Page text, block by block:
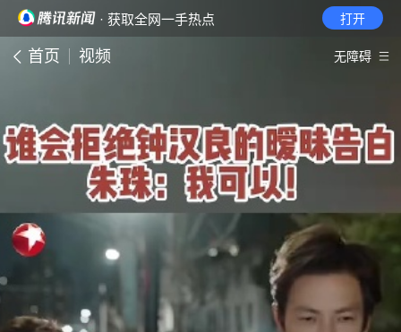
· 获取全网一手热点 打开
首页 视频 无障碍